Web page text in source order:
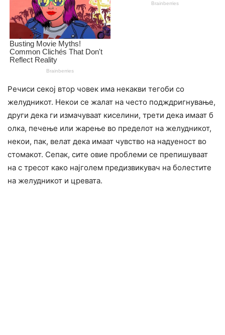
Речиси секој втор човек има некакви тегоби со
желудникот. Некои се жалат на често подждригнување,
други дека ги измачуваат киселини, трети дека имаат б
олка, печење или жарење во пределот на желудникот,
некои, пак, велат дека имаат чувство на надуеност во
стомакот. Сепак, сите овие проблеми се препишуваат
на с тресот како најголем предизвикувач на болестите
на желудникот и цревата.